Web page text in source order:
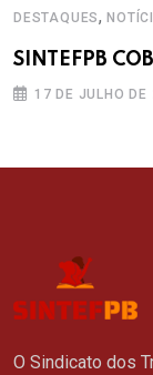
DESTAQUES,
SINTEFPB
17 DE JULHO DE
O Sindicato dos